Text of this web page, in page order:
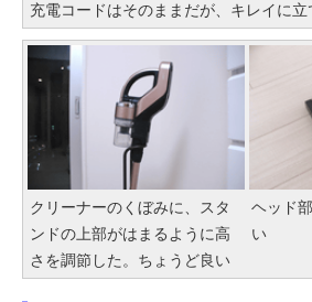
充電コードはそのままだが、キレイに立
クリーナーのくぼみに、スタ
ンドの上部がはまるように高
さを調節した。ちょうど良い
ヘッド
い